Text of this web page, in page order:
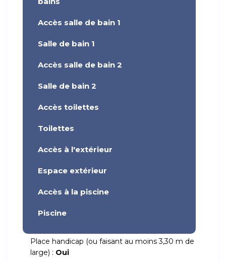
Accès salle de bain 1
Salle de bain 1
Accès salle de bain 2
Salle de bain 2
Accès toilettes
Toilettes
Accès à l'extérieur
Espace extérieur
Accès à la piscine
Piscine
Place handicap (ou faisant au moins 3,30 m de
large) : Oui